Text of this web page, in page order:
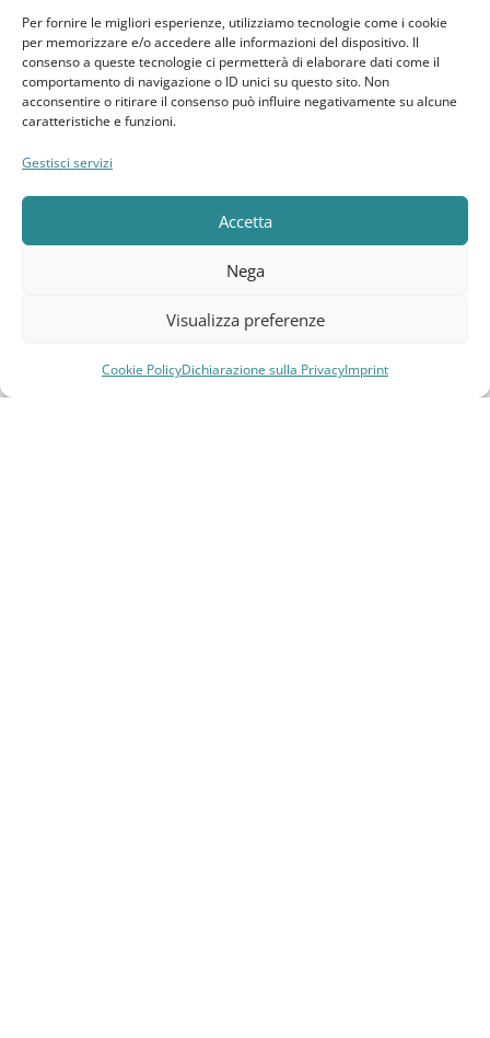
Per fornire le migliori esperienze, utilizziamo tecnologie come i cookie
per memorizzare e/o accedere alle informazioni del dispositivo. Il
consenso a queste tecnologie ci permetterà di elaborare dati come il
comportamento di navigazione o ID unici su questo sito. Non
acconsentire o ritirare il consenso può influire negativamente su alcune
caratteristiche e funzioni.
Gestisci servizi
Accetta
Nega
Visualizza preferenze
Cookie PolicyDichiarazione sulla PrivacyImprint
News
GDPR
Cookie Policy
Termini e Condizioni
Disconoscimento
Lista dei desideri
CarrelloMenu